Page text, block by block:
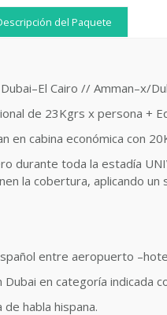
del Paquete
Cairo // Amman–x/
de 23Kgrs x persona +
en cabina económica con
durante toda la estadía
la cobertura, aplicando un
entre aeropuerto
en categoría indicada
habla hispana.